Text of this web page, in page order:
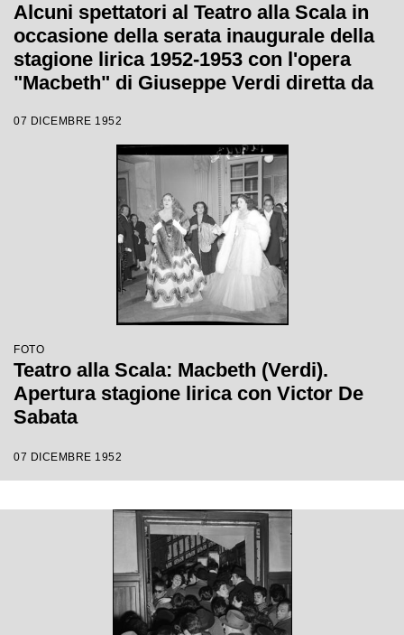
Alcuni spettatori al Teatro alla Scala in
occasione della serata inaugurale della
stagione lirica 1952-1953 con l'opera
"Macbeth" di Giuseppe Verdi diretta da
Ebert
07 DICEMBRE 1952
FOTO
Teatro alla Scala: Macbeth (Verdi).
Apertura stagione lirica con Victor De
Sabata
07 DICEMBRE 1952